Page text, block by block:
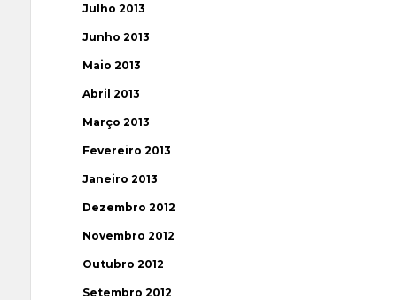
Julho 2013
Junho 2013
Maio 2013
Abril 2013
Março 2013
Fevereiro 2013
Janeiro 2013
Dezembro 2012
Novembro 2012
Outubro 2012
Setembro 2012